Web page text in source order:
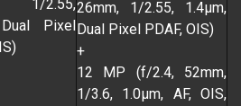
1/2.55,
Pixel
26mm, 1/2.55, 1.4µm,
Dual Pixel PDAF, OIS)
+
12 MP (f/2.4, 52mm,
1/3.6, 1.0µm, AF, OIS,